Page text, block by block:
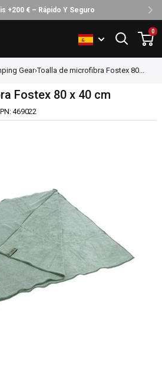
+200 € – Rápido Y Seguro
0
Gear›Toalla de microfibra Fostex 80...
Fostex 80 x 40 cm
469022